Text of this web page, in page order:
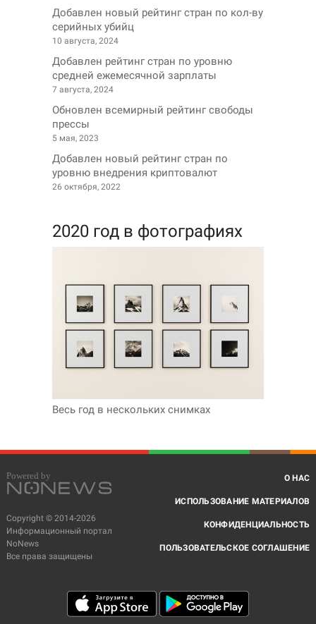
Добавлен новый рейтинг стран по кол-ву
серийных убийц
10 августа, 2024
Добавлен рейтинг стран по уровню
средней ежемесячной зарплаты
7 августа, 2024
Обновлен всемирный рейтинг свободы
прессы
5 мая, 2023
Добавлен новый рейтинг стран по
уровню внедрения криптовалют
26 октября, 2022
2020 год в фотографиях
Весь год в нескольких снимках
Copyright © 2014-2026
Информационный портал
NoNews
Все права защищены
О НАС
ИСПОЛЬЗОВАНИЕ МАТЕРИАЛОВ
КОНФИДЕНЦИАЛЬНОСТЬ
ПОЛЬЗОВАТЕЛЬСКОЕ СОГЛАШЕНИЕ